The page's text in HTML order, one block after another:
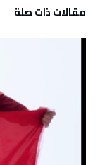
‫مقالات ذات صلة‬